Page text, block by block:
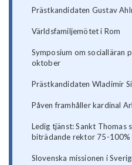
Prästkandidaten Gustav
Världsfamiljemötet i Rom
Symposium om socialläran
oktober
Prästkandidaten Wladimir
Påven framhåller kardinal
Ledig tjänst: Sankt Thomas
biträdande rektor 75-100%
Slovenska missionen i